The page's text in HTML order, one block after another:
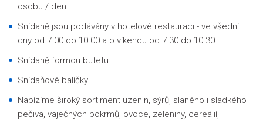
osobu / den
Snídaně jsou podávány v hotelové restauraci - ve všední
dny od 7.00 do 10.00 a o víkendu od 7.30 do 10.30
Snídaně formou bufetu
Snídaňové balíčky
Nabízíme široký sortiment uzenin, sýrů, slaného i sladkého
pečiva, vaječných pokrmů, ovoce, zeleniny, cereálií,